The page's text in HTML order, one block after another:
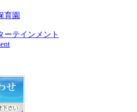
育園
ーテインメント